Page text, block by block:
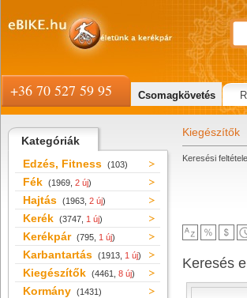
Kategóriák
Edzés, Fitness (103)
Fék (1969, 2 új)
Hajtás (1963, 2 új)
Kerék (3747, 1 új)
Kerékpár (795, 1 új)
Karbantartás (1913, 1 új)
Kiegészítők (4461, 8 új)
Kormány (1431)
Kiegészítők
Keresési
Keresés
+36 70 527 59 95 Csomagkövetés